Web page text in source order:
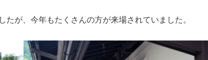
が、今年もたくさんの方が来場されていました。